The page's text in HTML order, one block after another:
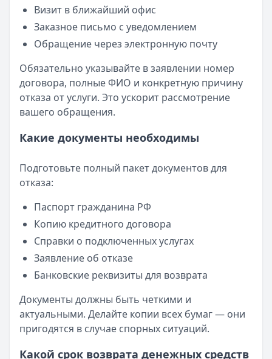
Визит в ближайший офис
Заказное письмо с уведомлением
Обращение через электронную почту
Обязательно указывайте в заявлении номер
договора, полные ФИО и конкретную причину
отказа от услуги. Это ускорит рассмотрение
вашего обращения.
Какие документы необходимы
Подготовьте полный пакет документов для
отказа:
Паспорт гражданина РФ
Копию кредитного договора
Справки о подключенных услугах
Заявление об отказе
Банковские реквизиты для возврата
Документы должны быть четкими и
актуальными. Делайте копии всех бумаг — они
пригодятся в случае спорных ситуаций.
Какой срок возврата денежных средств